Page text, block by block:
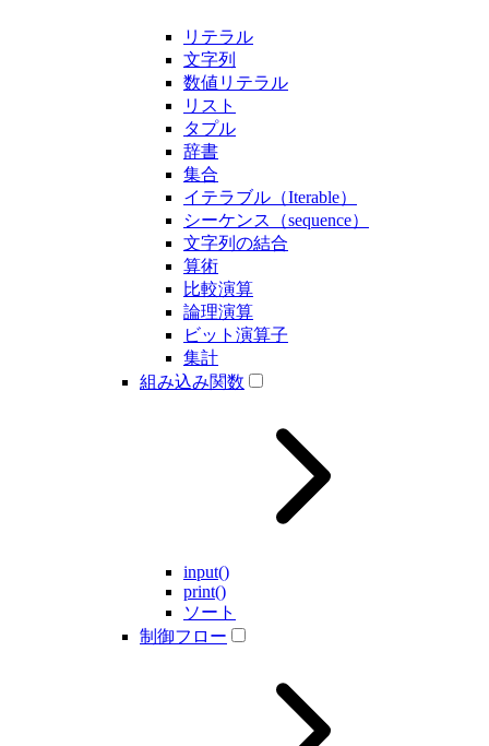
リテラル
文字列
数値リテラル
リスト
タプル
辞書
集合
イテラブル（Iterable）
シーケンス（sequence）
文字列の結合
算術
比較演算
論理演算
ビット演算子
集計
組み込み関数
input()
print()
ソート
制御フロー